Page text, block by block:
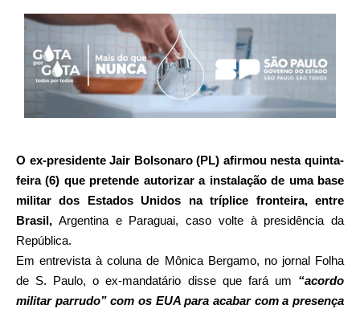
O ex-presidente Jair Bolsonaro (PL) afirmou nesta quinta-
feira (6) que pretende autorizar a instalação de uma base
militar dos Estados Unidos na tríplice fronteira, entre
Brasil, Argentina e Paraguai, caso volte à presidência da
República.
Em entrevista à coluna de Mônica Bergamo, no jornal Folha
de S. Paulo, o ex-mandatário disse que fará um “acordo
militar parrudo” com os EUA para acabar com a presença